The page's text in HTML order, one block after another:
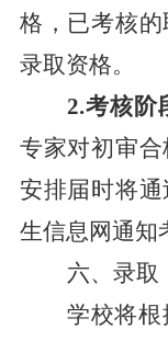
格，已考核
录取资格。
2.考核阶
专家对初审
安排届时将
生信息 网通知
六、 录取
学校将